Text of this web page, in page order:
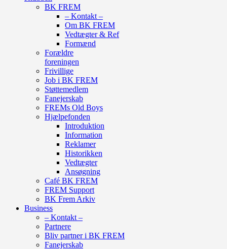
BK FREM
– Kontakt –
Om BK FREM
Vedtægter & Ref
Formænd
Forældre
foreningen
Frivillige
Job i BK FREM
Støttemedlem
Fanejerskab
FREMs Old Boys
Hjælpefonden
Introduktion
Information
Reklamer
Historikken
Vedtægter
Ansøgning
Café BK FREM
FREM Support
BK Frem Arkiv
Business
– Kontakt –
Partnere
Bliv partner i BK FREM
Fanejerskab